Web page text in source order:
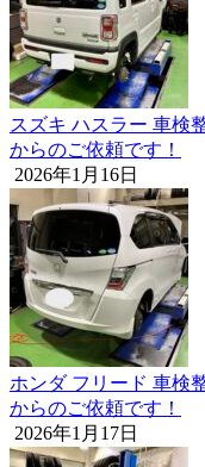
スズキ ハスラー 車検
からのご依頼です！
2026年1月16日
ホンダ フリード 車検
からのご依頼です！
2026年1月17日